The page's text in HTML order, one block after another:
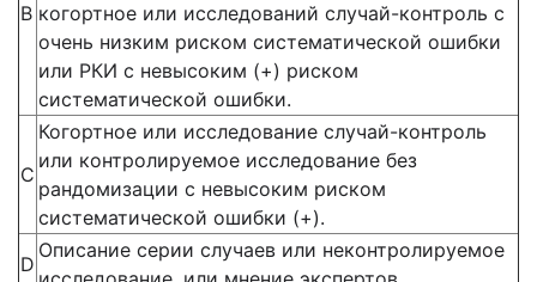
В когортное или исследований случай-контроль с
очень низким риском систематической ошибки
или РКИ с невысоким (+) риском
систематической ошибки.
С
Когортное или исследование случай-контроль
или контролируемое исследование без
рандомизации с невысоким риском
систематической ошибки (+).
D
Описание серии случаев или неконтролируемое